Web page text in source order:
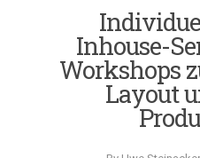
Inhouse-
Workshops
Layout